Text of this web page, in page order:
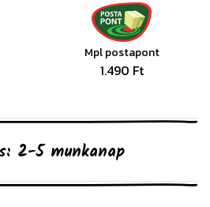
Mpl postapont
1.490 Ft
2-5 munkanap